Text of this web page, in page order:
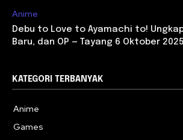
Anime
Debu to Love to Ayamachi to!
Baru, dan OP — Tayang 6 Oktober 2025
KATEGORI TERBANYAK
Anime
Games